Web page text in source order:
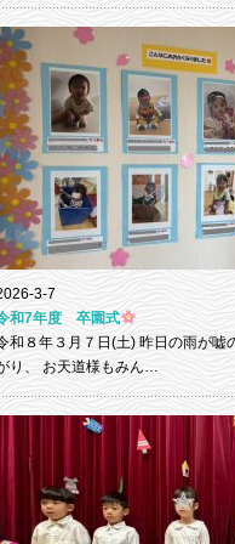
3-7
和7年度 卒園式
和８年３月７日(土) 昨日の雨が嘘
り、 お天道様もみん…